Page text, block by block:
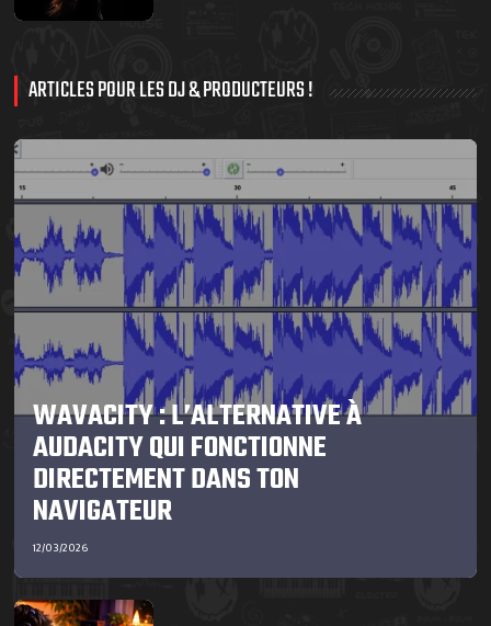
ARTICLES POUR LES DJ & PRODUCTEURS !
WAVACITY : L’ALTERNATIVE À
AUDACITY QUI FONCTIONNE
DIRECTEMENT DANS TON
NAVIGATEUR
12/03/2026